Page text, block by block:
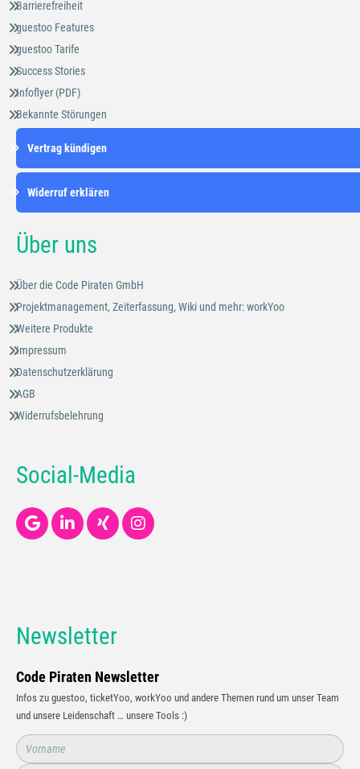
Barrierefreiheit
guestoo Features
guestoo Tarife
Success Stories
Infoflyer (PDF)
Bekannte Störungen
Vertrag kündigen
Widerruf erklären
Über uns
Über die Code Piraten GmbH
Projektmanagement, Zeiterfassung, Wiki und mehr: workYoo
Weitere Produkte
Impressum
Datenschutzerklärung
AGB
Widerrufsbelehrung
Social-Media
Newsletter
Code Piraten Newsletter
Infos zu guestoo, ticketYoo, workYoo und andere Themen rund um unser Team
und unsere Leidenschaft … unsere Tools :)